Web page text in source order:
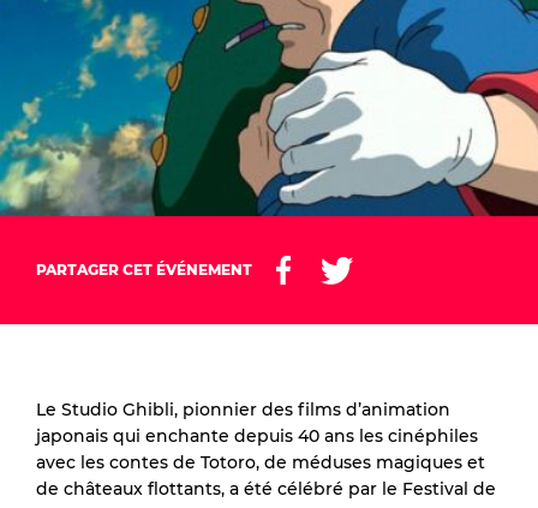
PARTAGER CET ÉVÉNEMENT
Le Studio Ghibli, pionnier des films d’animation
japonais qui enchante depuis 40 ans les cinéphiles
avec les contes de Totoro, de méduses magiques et
de châteaux flottants, a été célébré par le Festival de